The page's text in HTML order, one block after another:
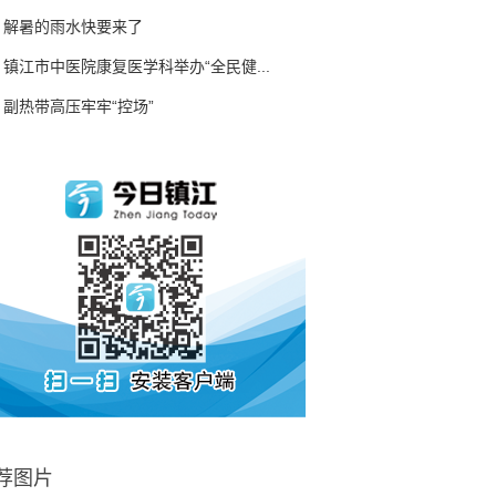
解暑的雨水快要来了
镇江市中医院康复医学科举办“全民健...
副热带高压牢牢“控场”
图片